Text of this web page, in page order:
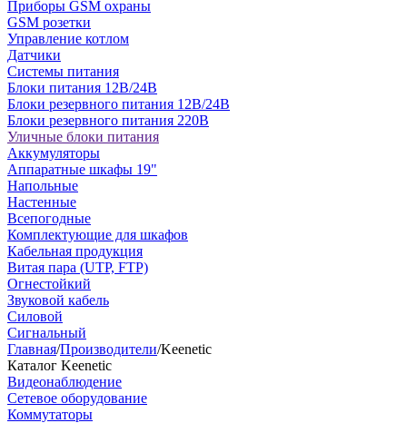
Приборы GSM охраны
GSM розетки
Управление котлом
Датчики
Системы питания
Блоки питания 12В/24В
Блоки резервного питания 12В/24В
Блоки резервного питания 220В
Уличные блоки питания
Аккумуляторы
Аппаратные шкафы 19"
Напольные
Настенные
Всепогодные
Комплектующие для шкафов
Кабельная продукция
Витая пара (UTP, FTP)
Огнестойкий
Звуковой кабель
Силовой
Сигнальный
Главная/Производители/Keenetic
Каталог Keenetic
Видеонаблюдение
Сетевое оборудование
Коммутаторы